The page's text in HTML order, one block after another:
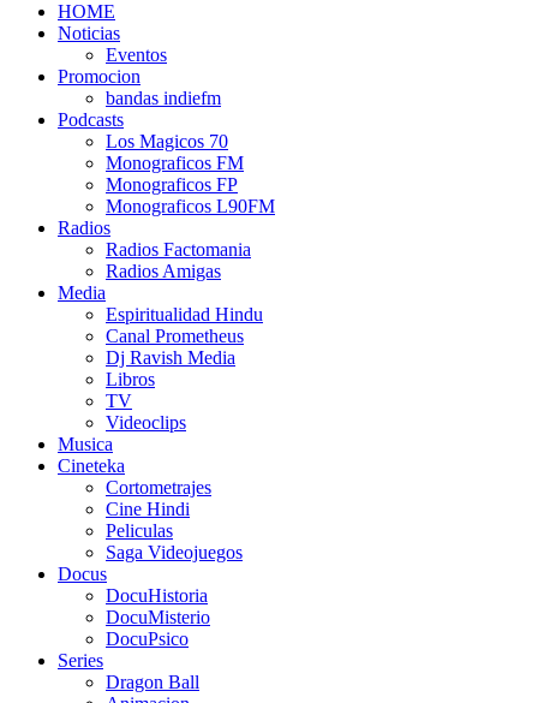
HOME
Noticias
Eventos
Promocion
bandas indiefm
Podcasts
Los Magicos 70
Monograficos FM
Monograficos FP
Monograficos L90FM
Radios
Radios Factomania
Radios Amigas
Media
Espiritualidad Hindu
Canal Prometheus
Dj Ravish Media
Libros
TV
Videoclips
Musica
Cineteka
Cortometrajes
Cine Hindi
Peliculas
Saga Videojuegos
Docus
DocuHistoria
DocuMisterio
DocuPsico
Series
Dragon Ball